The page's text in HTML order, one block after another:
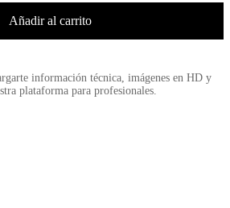
Añadir al carrito
información técnica, imágenes en HD y
plataforma para profesionales.